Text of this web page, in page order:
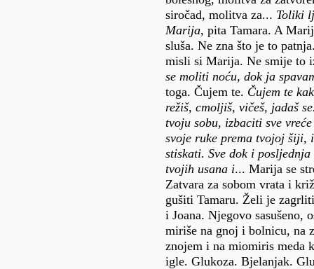
siročad, molitva za... Toliki
Marija, pita Tamara. A
sluša. Ne zna što je to
misli si Marija. Ne smije to
se moliti noću, dok ja
toga. Čujem te. Čujem te
režiš, cmoljiš, vičeš, jadaš
tvoju sobu, izbaciti sve
svoje ruke prema tvojoj šiji,
stiskati. Sve dok i posljednja
tvojih usana i... Marija se
Zatvara za sobom vrata i
gušiti Tamaru. Želi je
i Joana. Njegovo sasušeno,
miriše na gnoj i bolnicu, na
znojem i na miomiris meda
igle. Glukoza. Bjelanjak.